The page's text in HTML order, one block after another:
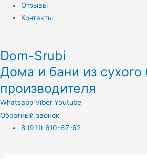
Отзывы
Контакты
Dom-Srubi
Дома и бани из сухого
производителя
Whatsapp Viber Youtube
Обратный звонок
8 (911) 610-67-62